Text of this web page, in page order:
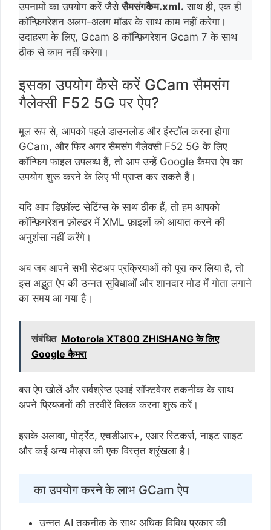
उपनामों का उपयोग करें जैसेसैमसंगकैम.xml. साथ ही, एक ही
कॉन्फ़िगरेशन अलग-अलग मॉडर के साथ काम नहीं करेगा।
उदाहरण के लिए, Gcam 8 कॉन्फ़िगरेशन Gcam 7 के साथ
ठीक से काम नहीं करेगा।
इसका उपयोग कैसे करें GCam सैमसंग
गैलेक्सी F52 5G पर ऐप?
मूल रूप से, आपको पहले डाउनलोड और इंस्टॉल करना होगा
GCam, और फिर अगर सैमसंग गैलेक्सी F52 5G के लिए
कॉन्फिग फाइल उपलब्ध हैं, तो आप उन्हें Google कैमरा ऐप का
उपयोग शुरू करने के लिए भी प्राप्त कर सकते हैं।
यदि आप डिफ़ॉल्ट सेटिंग्स के साथ ठीक हैं, तो हम आपको
कॉन्फ़िगरेशन फ़ोल्डर में XML फ़ाइलों को आयात करने की
अनुशंसा नहीं करेंगे।
अब जब आपने सभी सेटअप प्रक्रियाओं को पूरा कर लिया है, तो
इस अद्भुत ऐप की उन्नत सुविधाओं और शानदार मोड में गोता लगाने
का समय आ गया है।
संबंधित Motorola XT800 ZHISHANG के लिए
Google कैमरा
बस ऐप खोलें और सर्वश्रेष्ठ एआई सॉफ्टवेयर तकनीक के साथ
अपने प्रियजनों की तस्वीरें क्लिक करना शुरू करें।
इसके अलावा, पोर्ट्रेट, एचडीआर+, एआर स्टिकर्स, नाइट साइट
और कई अन्य मोड्स की एक विस्तृत श्रृंखला है।
का उपयोग करने के लाभ GCam ऐप
उन्नत AI तकनीक के साथ अधिक विविध प्रकार की